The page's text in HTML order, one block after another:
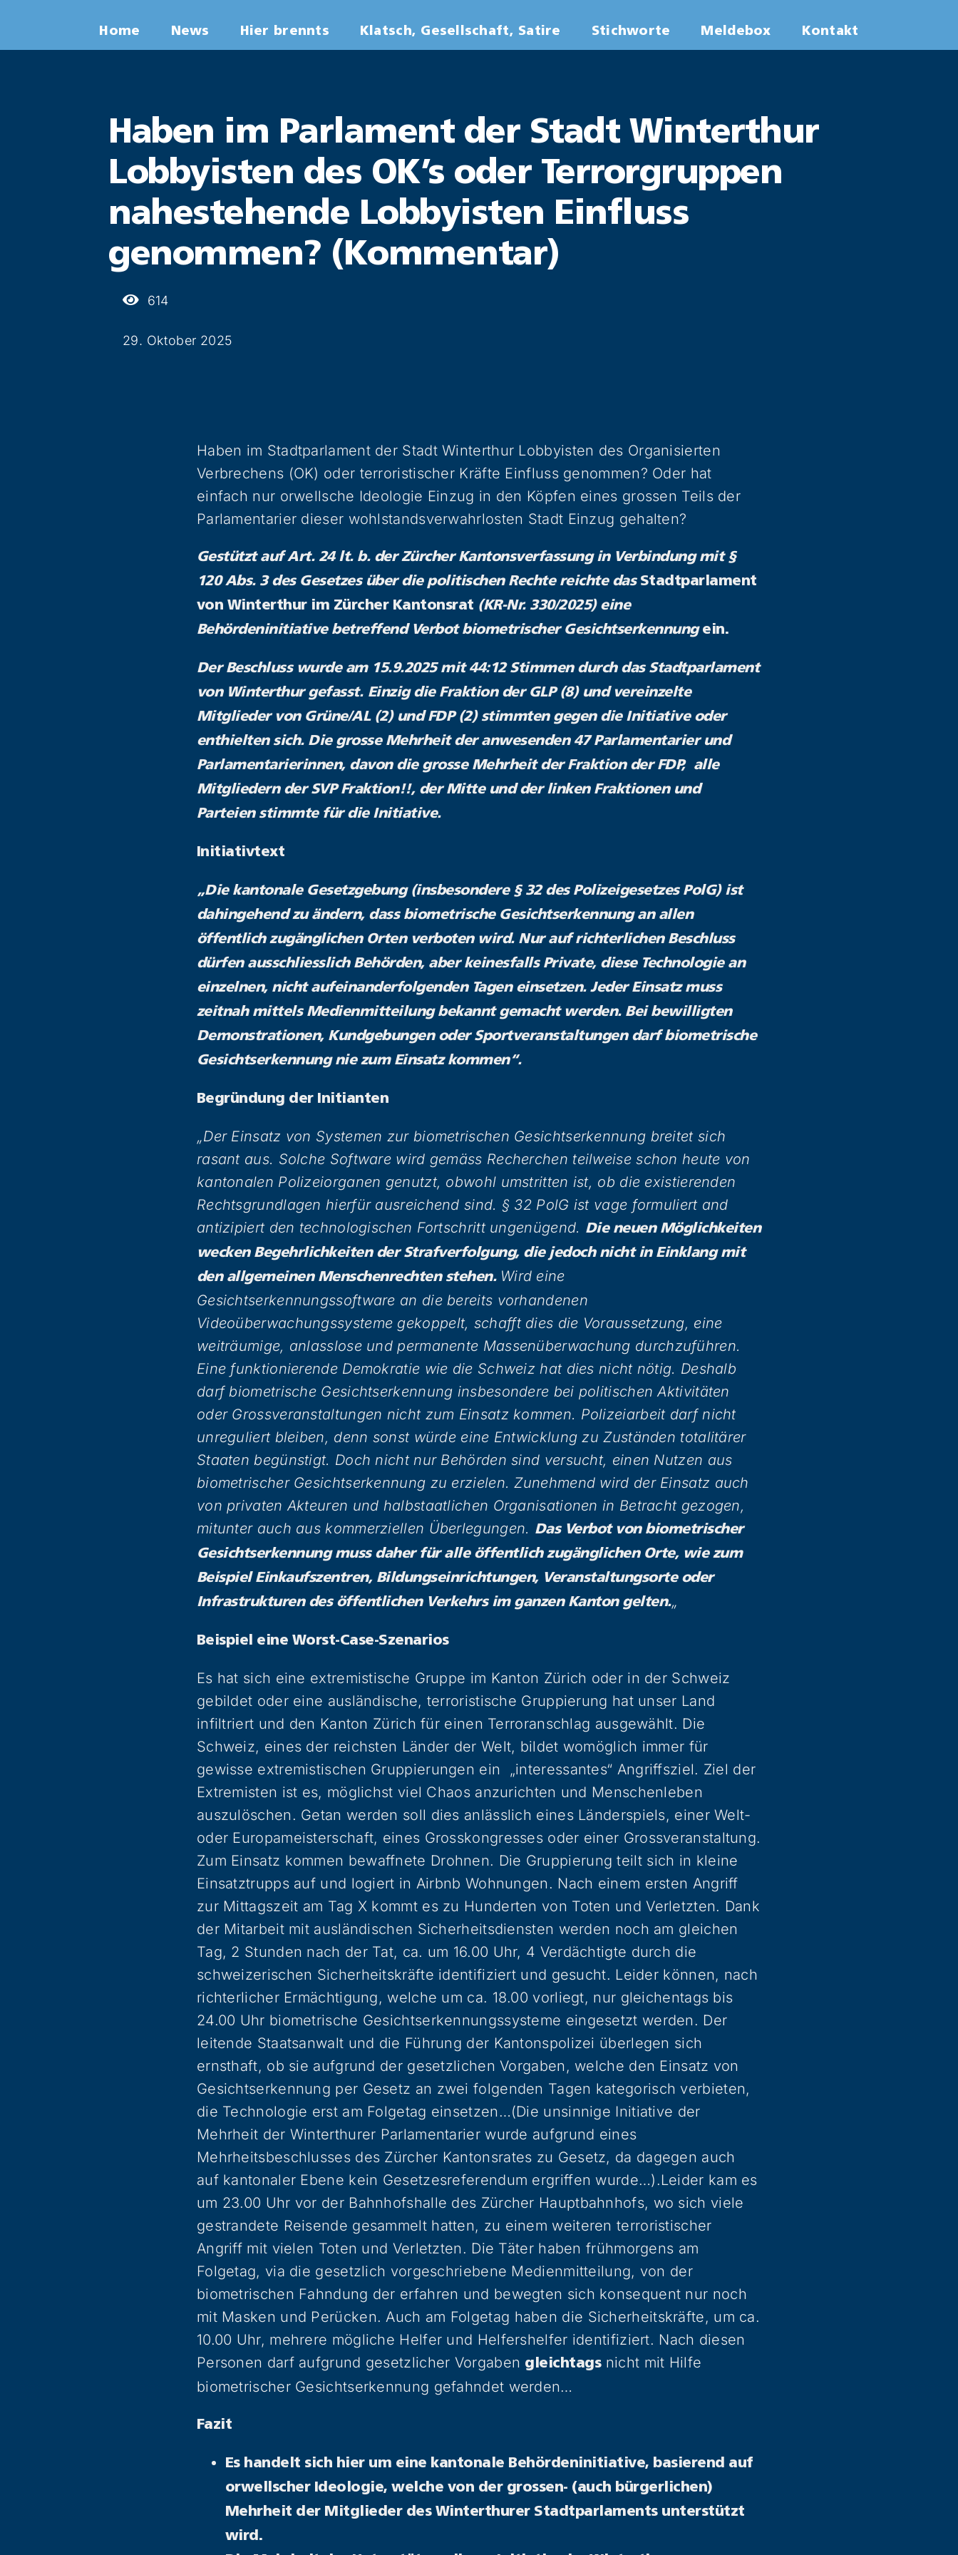
Inhalt
Home News Hier brennts Klatsch, Gesellschaft, Satire Stichworte Meldebox Kontakt
Haben im Parlament der Stadt Winterthur
Lobbyisten des OK’s oder Terrorgruppen
nahestehende Lobbyisten Einfluss
genommen? (Kommentar)
614
29. Oktober 2025
Haben im Stadtparlament der Stadt Winterthur Lobbyisten des Organisierten
Verbrechens (OK) oder terroristischer Kräfte Einfluss genommen? Oder hat
einfach nur orwellsche Ideologie Einzug in den Köpfen eines grossen Teils der
Parlamentarier dieser wohlstandsverwahrlosten Stadt Einzug gehalten?
Gestützt auf Art. 24 lt. b. der Zürcher Kantonsverfassung in Verbindung mit §
120 Abs. 3 des Gesetzes über die politischen Rechte reichte das Stadtparlament
von Winterthur im Zürcher Kantonsrat (KR-Nr. 330/2025) eine
Behördeninitiative betreffend Verbot biometrischer Gesichtserkennungein.
Der Beschluss wurde am 15.9.2025 mit 44:12 Stimmen durch das Stadtparlament
von Winterthur gefasst. Einzig die Fraktion der GLP (8) und vereinzelte
Mitglieder von Grüne/AL (2) und FDP (2) stimmten gegen die Initiative oder
enthielten sich. Die grosse Mehrheit der anwesenden 47 Parlamentarier und
Parlamentarierinnen, davon die grosse Mehrheit der Fraktion der FDP, alle
Mitgliedern der SVP Fraktion!!, der Mitte und der linken Fraktionen und
Parteien stimmte für die Initiative.
Initiativtext
„Die kantonale Gesetzgebung (insbesondere § 32 des Polizeigesetzes PolG) ist
dahingehend zu ändern, dass biometrische Gesichtserkennung an allen
öffentlich zugänglichen Orten verboten wird. Nur auf richterlichen Beschluss
dürfen ausschliesslich Behörden, aber keinesfalls Private, diese Technologie an
einzelnen, nicht aufeinanderfolgenden Tagen einsetzen. Jeder Einsatz muss
zeitnah mittels Medienmitteilung bekannt gemacht werden. Bei bewilligten
Demonstrationen, Kundgebungen oder Sportveranstaltungen darf biometrische
Gesichtserkennung nie zum Einsatz kommen“.
Begründung der Initianten
„Der Einsatz von Systemen zur biometrischen Gesichtserkennung breitet sich
rasant aus. Solche Software wird gemäss Recherchen teilweise schon heute von
kantonalen Polizeiorganen genutzt, obwohl umstritten ist, ob die existierenden
Rechtsgrundlagen hierfür ausreichend sind. § 32 PolG ist vage formuliert and
antizipiert den technologischen Fortschritt ungenügend. Die neuen Möglichkeiten
wecken Begehrlichkeiten der Strafverfolgung, die jedoch nicht in Einklang mit
den allgemeinen Menschenrechten stehen. Wird eine
Gesichtserkennungssoftware an die bereits vorhandenen
Videoüberwachungssysteme gekoppelt, schafft dies die Voraussetzung, eine
weiträumige, anlasslose und permanente Massenüberwachung durchzuführen.
Eine funktionierende Demokratie wie die Schweiz hat dies nicht nötig. Deshalb
darf biometrische Gesichtserkennung insbesondere bei politischen Aktivitäten
oder Grossveranstaltungen nicht zum Einsatz kommen. Polizeiarbeit darf nicht
unreguliert bleiben, denn sonst würde eine Entwicklung zu Zuständen totalitärer
Staaten begünstigt. Doch nicht nur Behörden sind versucht, einen Nutzen aus
biometrischer Gesichtserkennung zu erzielen. Zunehmend wird der Einsatz auch
von privaten Akteuren und halbstaatlichen Organisationen in Betracht gezogen,
mitunter auch aus kommerziellen Überlegungen. Das Verbot von biometrischer
Gesichtserkennung muss daher für alle öffentlich zugänglichen Orte, wie zum
Beispiel Einkaufszentren, Bildungseinrichtungen, Veranstaltungsorte oder
Infrastrukturen des öffentlichen Verkehrs im ganzen Kanton gelten.„
Beispiel eine Worst-Case-Szenarios
Es hat sich eine extremistische Gruppe im Kanton Zürich oder in der Schweiz
gebildet oder eine ausländische, terroristische Gruppierung hat unser Land
infiltriert und den Kanton Zürich für einen Terroranschlag ausgewählt. Die
Schweiz, eines der reichsten Länder der Welt, bildet womöglich immer für
gewisse extremistischen Gruppierungen ein „interessantes“ Angriffsziel. Ziel der
Extremisten ist es, möglichst viel Chaos anzurichten und Menschenleben
auszulöschen. Getan werden soll dies anlässlich eines Länderspiels, einer Welt-
oder Europameisterschaft, eines Grosskongresses oder einer Grossveranstaltung.
Zum Einsatz kommen bewaffnete Drohnen. Die Gruppierung teilt sich in kleine
Einsatztrupps auf und logiert in Airbnb Wohnungen. Nach einem ersten Angriff
zur Mittagszeit am Tag X kommt es zu Hunderten von Toten und Verletzten. Dank
der Mitarbeit mit ausländischen Sicherheitsdiensten werden noch am gleichen
Tag, 2 Stunden nach der Tat, ca. um 16.00 Uhr, 4 Verdächtigte durch die
schweizerischen Sicherheitskräfte identifiziert und gesucht. Leider können, nach
richterlicher Ermächtigung, welche um ca. 18.00 vorliegt, nur gleichentags bis
24.00 Uhr biometrische Gesichtserkennungssysteme eingesetzt werden. Der
leitende Staatsanwalt und die Führung der Kantonspolizei überlegen sich
ernsthaft, ob sie aufgrund der gesetzlichen Vorgaben, welche den Einsatz von
Gesichtserkennung per Gesetz an zwei folgenden Tagen kategorisch verbieten,
die Technologie erst am Folgetag einsetzen…(Die unsinnige Initiative der
Mehrheit der Winterthurer Parlamentarier wurde aufgrund eines
Mehrheitsbeschlusses des Zürcher Kantonsrates zu Gesetz, da dagegen auch
auf kantonaler Ebene kein Gesetzesreferendum ergriffen wurde…).Leider kam es
um 23.00 Uhr vor der Bahnhofshalle des Zürcher Hauptbahnhofs, wo sich viele
gestrandete Reisende gesammelt hatten, zu einem weiteren terroristischer
Angriff mit vielen Toten und Verletzten. Die Täter haben frühmorgens am
Folgetag, via die gesetzlich vorgeschriebene Medienmitteilung, von der
biometrischen Fahndung der erfahren und bewegten sich konsequent nur noch
mit Masken und Perücken. Auch am Folgetag haben die Sicherheitskräfte, um ca.
10.00 Uhr, mehrere mögliche Helfer und Helfershelfer identifiziert. Nach diesen
Personen darf aufgrund gesetzlicher Vorgaben gleichtagsnicht mit Hilfe
biometrischer Gesichtserkennung gefahndet werden…
Fazit
Es handelt sich hier um eine kantonale Behördeninitiative, basierend auf
orwellscher Ideologie, welche von der grossen- (auch bürgerlichen)
Mehrheit der Mitglieder des Winterthurer Stadtparlaments unterstützt
wird.